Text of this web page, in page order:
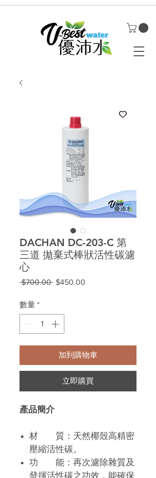
DACHAN DC-203-C 第
三道 拋棄式棒狀活性碳濾
心
$700.00 一
格
$450.00
數量 *
加到購物車
立即購買
產品簡介
材 質：天然椰殼高精密
壓縮活性碳。
功 能：再次濾除雜質及
發揮活性碳之功效，能確保